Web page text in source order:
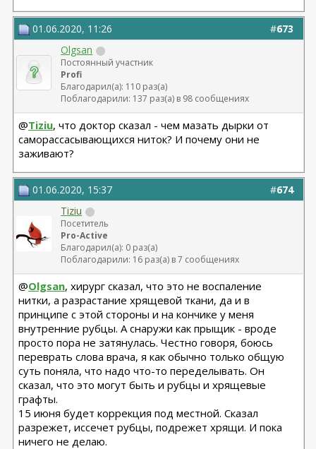
#673
01.06.2020, 11:26
Olgsan
Постоянный участник
Profi
Благодарил(а): 110 раз(а)
Поблагодарили: 137 раз(а) в 98 сообщениях
@Tiziu, что доктор сказал - чем мазать дырки от
саморассасывающихся ниток? И почему они не
заживают?
#674
01.06.2020, 15:37
Tiziu
Посетитель
Pro-Active
Благодарил(а): 0 раз(а)
Поблагодарили: 16 раз(а) в 7 сообщениях
@Olgsan, хирург сказал, что это не воспаление
нитки, а разрастание хрящевой ткани, да и в
принципе с этой стороны и на кончике у меня
внутренние рубцы. А снаружи как прыщик - вроде
просто пора не затянулась. Честно говоря, боюсь
переврать слова врача, я как обычно только общую
суть поняла, что надо что-то переделывать. Он
сказал, что это могут быть и рубцы и хрящевые
графты.
15 июня будет коррекция под местной. Сказал
разрежет, иссечет рубцы, подрежет хрящи. И пока
ничего не делаю.